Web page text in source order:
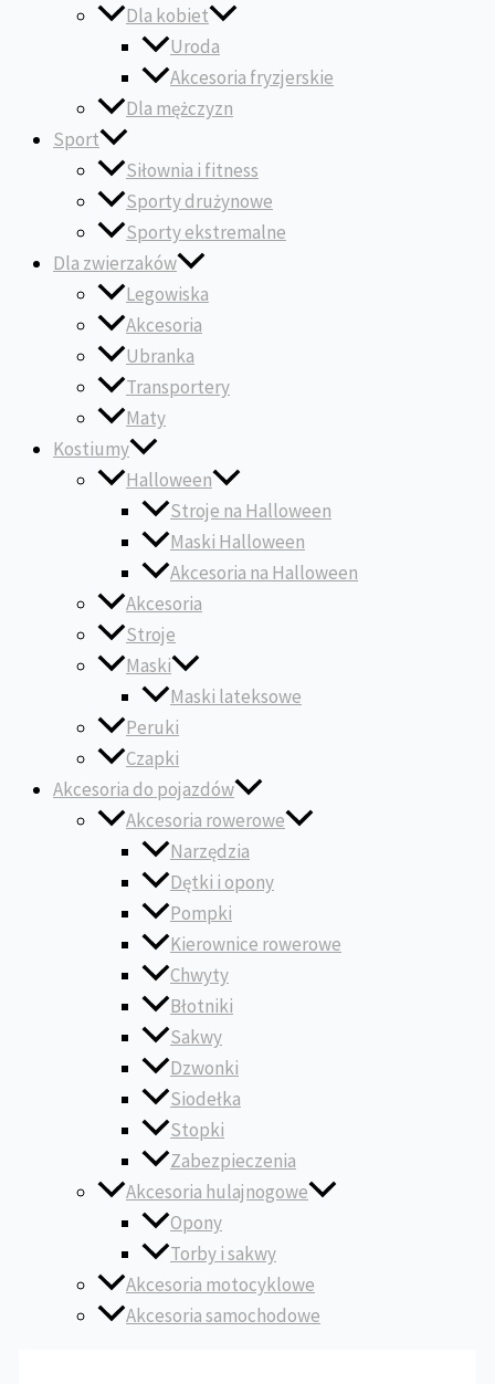
Dla kobiet
Uroda
Akcesoria fryzjerskie
Dla mężczyzn
Sport
Siłownia i fitness
Sporty drużynowe
Sporty ekstremalne
Dla zwierzaków
Legowiska
Akcesoria
Ubranka
Transportery
Maty
Kostiumy
Halloween
Stroje na Halloween
Maski Halloween
Akcesoria na Halloween
Akcesoria
Stroje
Maski
Maski lateksowe
Peruki
Czapki
Akcesoria do pojazdów
Akcesoria rowerowe
Narzędzia
Dętki i opony
Pompki
Kierownice rowerowe
Chwyty
Błotniki
Sakwy
Dzwonki
Siodełka
Stopki
Zabezpieczenia
Akcesoria hulajnogowe
Opony
Torby i sakwy
Akcesoria motocyklowe
Akcesoria samochodowe